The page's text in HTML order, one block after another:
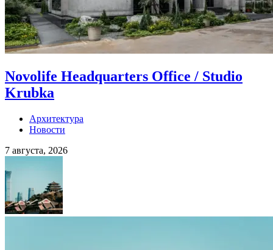
Novolife Headquarters Office / Studio
Krubka
Архитектура
Новости
7 августа, 2026